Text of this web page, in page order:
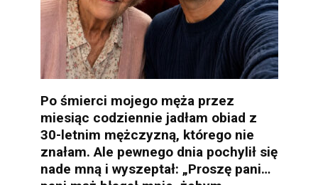
Po śmierci mojego męża przez
miesiąc codziennie jadłam obiad z
30-letnim mężczyzną, którego nie
znałam. Ale pewnego dnia pochylił się
nade mną i wyszeptał: „Proszę pani…